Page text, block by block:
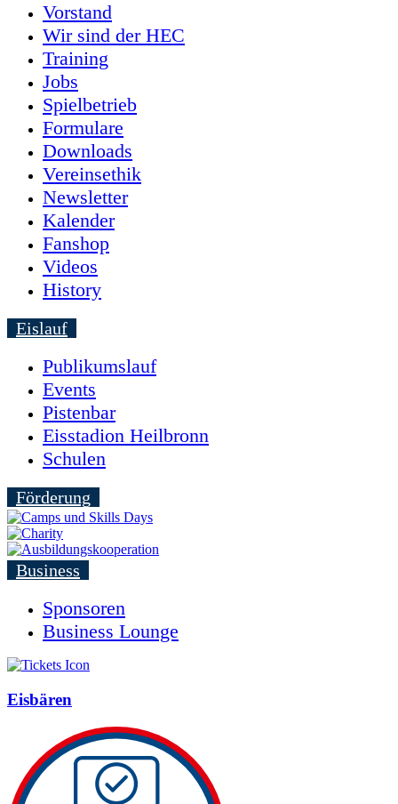
Vorstand
Wir sind der HEC
Training
Jobs
Spielbetrieb
Formulare
Downloads
Vereinsethik
Newsletter
Kalender
Fanshop
Videos
History
Eislauf
Publikumslauf
Events
Pistenbar
Eisstadion Heilbronn
Schulen
Förderung
Business
Sponsoren
Business Lounge
Eisbären